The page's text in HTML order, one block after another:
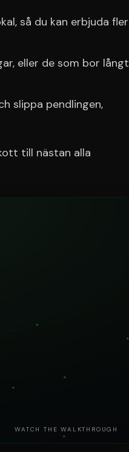
så du kan erbjuda fler
eller de som bor långt
slippa pendlingen,
till nästan alla
WATCH THE WALKTHROUGH